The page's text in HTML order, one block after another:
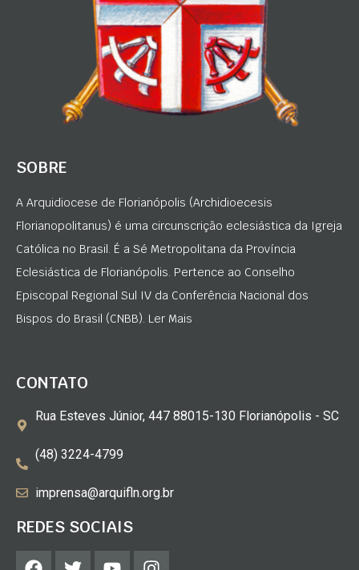
SOBRE
A Arquidiocese de Florianópolis (Archidioecesis
Florianopolitanus) é uma circunscrição eclesiástica da Igreja
Católica no Brasil. É a Sé Metropolitana da Província
Eclesiástica de Florianópolis. Pertence ao Conselho
Episcopal Regional Sul IV da Conferência Nacional dos
Bispos do Brasil (CNBB). Ler Mais
CONTATO
Rua Esteves Júnior, 447 88015-130 Florianópolis - SC
(48) 3224-4799
imprensa@arquifln.org.br
REDES SOCIAIS